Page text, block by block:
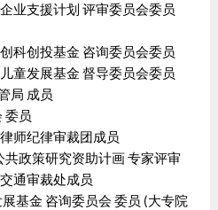
业支援计划 评审委员会委员
科创投基金 咨询委员会委员
童发展基金 督导委员会委员
局 成员
委员
师纪律审裁团成员
政策研究资助计画 专家评审
通审裁处成员
基金 咨询委员会 委员 (大专院